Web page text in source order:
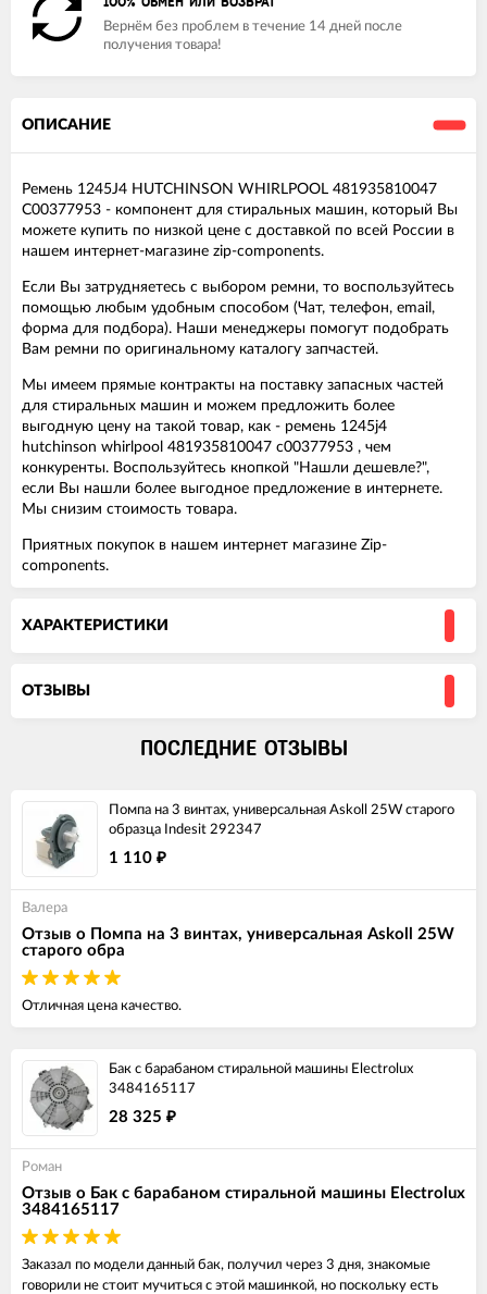
Вернём без проблем в течение 14 дней после
получения товара!
ОПИСАНИЕ
Ремень 1245J4 HUTCHINSON WHIRLPOOL 481935810047
C00377953 - компонент для стиральных машин, который Вы
можете купить по низкой цене с доставкой по всей России в
нашем интернет-магазине zip-components.
Если Вы затрудняетесь с выбором ремни, то воспользуйтесь
помощью любым удобным способом (Чат, телефон, email,
форма для подбора). Наши менеджеры помогут подобрать
Вам ремни по оригинальному каталогу запчастей.
Мы имеем прямые контракты на поставку запасных частей
для стиральных машин и можем предложить более
выгодную цену на такой товар, как - ремень 1245j4
hutchinson whirlpool 481935810047 c00377953 , чем
конкуренты. Воспользуйтесь кнопкой "Нашли дешевле?",
если Вы нашли более выгодное предложение в интернете.
Мы снизим стоимость товара.
Приятных покупок в нашем интернет магазине Zip-
components.
ХАРАКТЕРИСТИКИ
ОТЗЫВЫ
ПОСЛЕДНИЕ ОТЗЫВЫ
Помпа на 3 винтах, универсальная Askoll 25W старого
образца Indesit 292347
1 110 ₽
Валера
Отзыв о Помпа на 3 винтах, универсальная Askoll 25W
старого обра
Отличная цена качество.
Бак с барабаном стиральной машины Electrolux
3484165117
28 325 ₽
Роман
Отзыв о Бак с барабаном стиральной машины Electrolux
3484165117
Заказал по модели данный бак, получил через 3 дня, знакомые
говорили не стоит мучиться с этой машинкой, но поскольку есть